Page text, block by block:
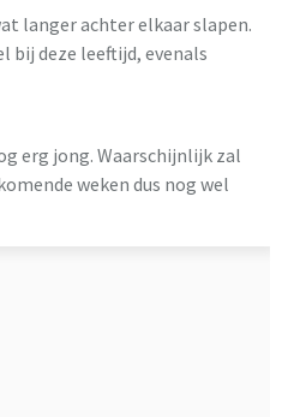
langer achter elkaar slapen.
bij deze leeftijd, evenals
erg jong. Waarschijnlijk zal
weken dus nog wel